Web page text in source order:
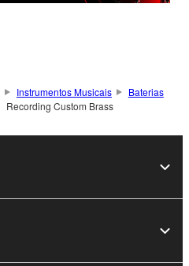
Instrumentos Musicais
Baterias
Recording Custom Brass